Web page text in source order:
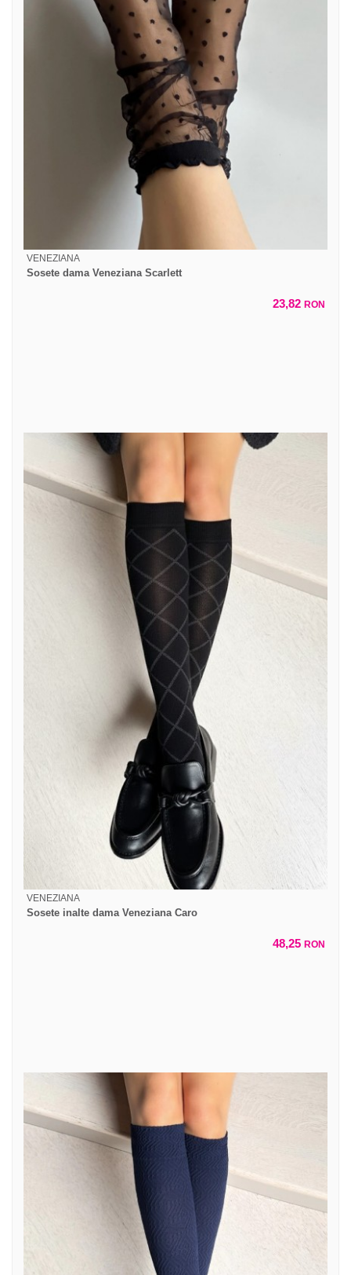
VENEZIANA
Sosete dama Veneziana Scarlett
23,82 RON
VENEZIANA
Sosete inalte dama Veneziana Caro
48,25 RON